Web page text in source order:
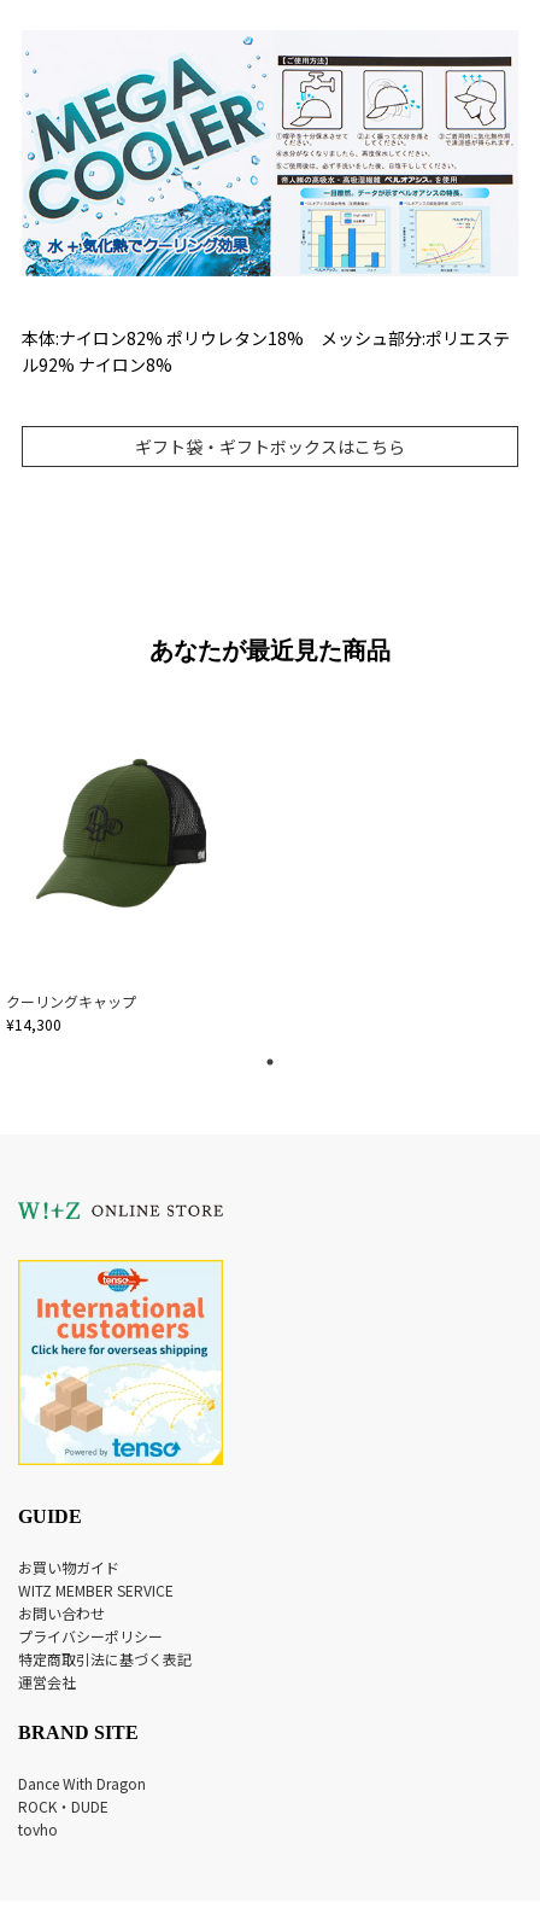
本体:ナイロン82% ポリウレタン18% メッシュ部分:ポリエステ
ル92% ナイロン8%
ギフト袋・ギフトボックスはこちら
あなたが最近見た商品
クーリングキャップ
¥14,300
GUIDE
お買い物ガイド
WITZ MEMBER SERVICE
お問い合わせ
プライバシーポリシー
特定商取引法に基づく表記
運営会社
BRAND SITE
Dance With Dragon
ROCK・DUDE
tovho